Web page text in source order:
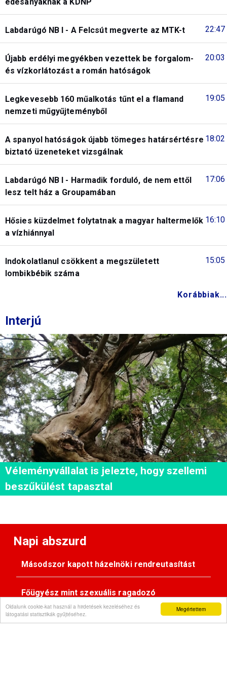
Megértettem
Oldalunk cookie-kat használ a hirdetések kezeléséhez és
látogatási statisztikák gyűjtéséhez.
édesanyáknak a KDNP
22:47
Labdarúgó NB I - A Felcsút megverte az MTK-t
20:03
Újabb erdélyi megyékben vezettek be forgalom-
és vízkorlátozást a román hatóságok
19:05
Legkevesebb 160 műalkotás tűnt el a flamand
nemzeti műgyűjteményből
18:02
A spanyol hatóságok újabb tömeges határsértésre
biztató üzeneteket vizsgálnak
17:06
Labdarúgó NB I - Harmadik forduló, de nem ettől
lesz telt ház a Groupamában
16:10
Hősies küzdelmet folytatnak a magyar haltermelők
a vízhiánnyal
15:05
Indokolatlanul csökkent a megszületett
lombikbébik száma
Korábbiak...
Interjú
Véleményvállalat is jelezte, hogy szellemi
beszűkülést tapasztal
Napi abszurd
Másodszor kapott házelnöki rendreutasítást
Főügyész mint szexuális ragadozó
Pimasz önkényúr